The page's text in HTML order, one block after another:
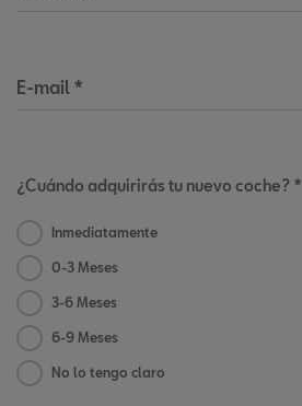
E-mail *
¿Cuándo adquirirás tu nuevo coche? *
Inmediatamente
0-3 Meses
3-6 Meses
6-9 Meses
No lo tengo claro